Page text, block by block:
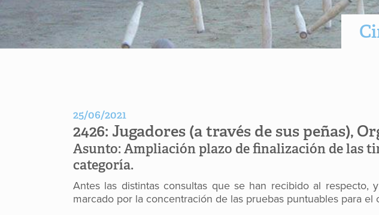
25/06/2021
2426: Jugadores (a través de sus peñas),
Asunto:Ampliación plazo de finalización de las
categoría.
Antes las distintas consultas que se han recibido al
marcado por la concentración de las pruebas puntuables para el